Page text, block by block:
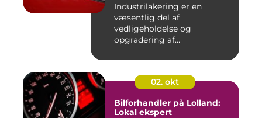
Industrilakering er en
væsentlig del af
vedligeholdelse og
opgradering af
02. okt
Bilforhandler på Lolland:
Lokal ekspert